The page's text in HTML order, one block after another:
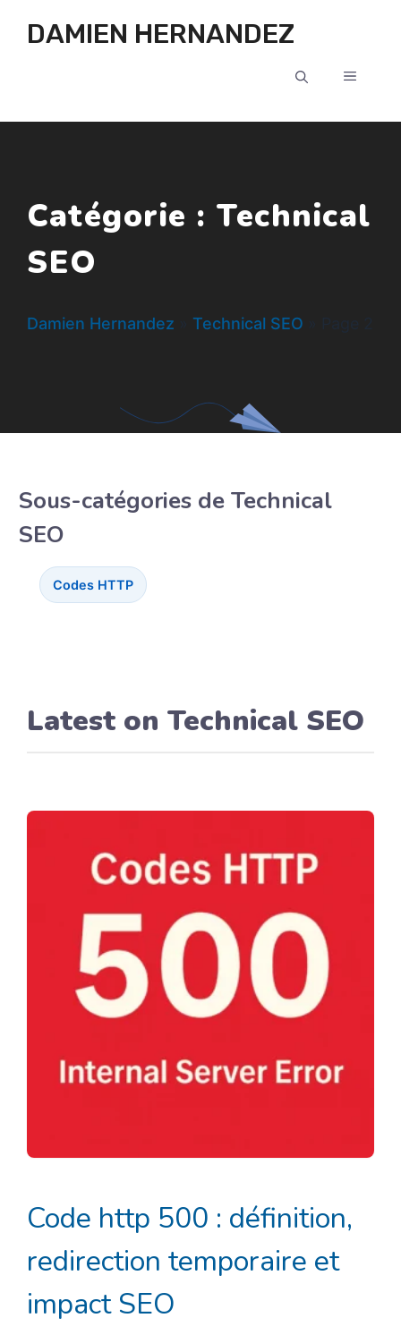
DAMIEN HERNANDEZ
Catégorie : Technical
SEO
Damien Hernandez Technical SEO
Sous-catégories de Technical
SEO
Codes HTTP
Latest on Technical SEO
Code http 500 : définition,
redirection temporaire et
impact SEO